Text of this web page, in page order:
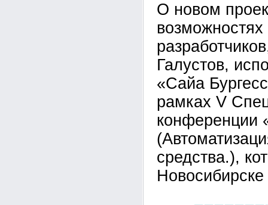
О новом
возможностях
Галустов,
«Сайа
рамках V
конференции
средства.),